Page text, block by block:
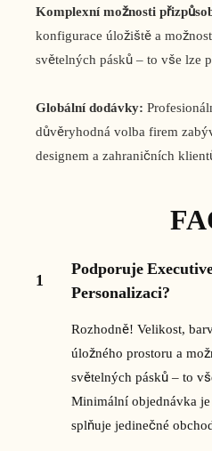
Komplexní možnosti
konfigurace úložiště a
světelných pásků – to vše lze
Globální dodávky:
důvěryhodná volba firem
designem a zahraničních
1
Podporuje
Personalizaci?
Rozhodně! Velikost,
úložného prostoru a
světelných pásků – to
Minimální objednávka
splňuje jedinečné